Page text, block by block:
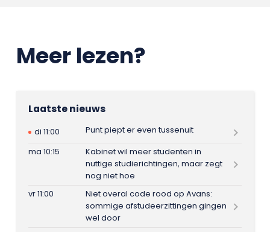
Meer lezen?
Laatste nieuws
di 11:00
Punt piept er even tussenuit
ma 10:15
Kabinet wil meer studenten in
nuttige studierichtingen, maar zegt
nog niet hoe
vr 11:00
Niet overal code rood op Avans:
sommige afstudeerzittingen gingen
wel door